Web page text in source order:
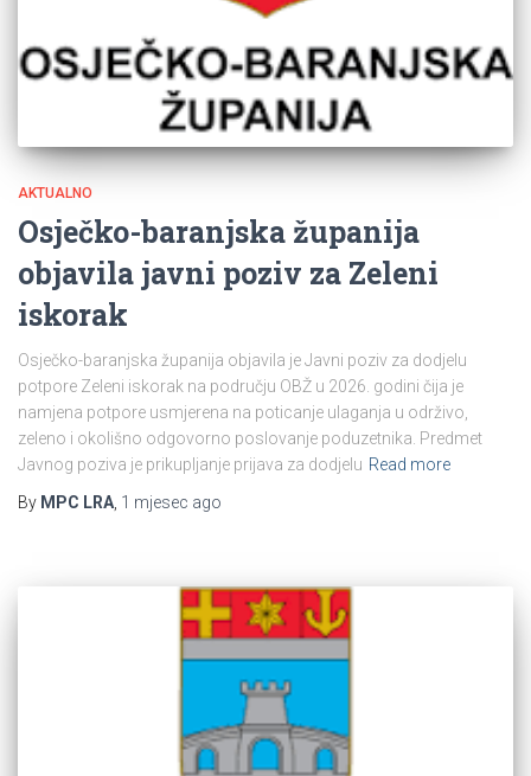
AKTUALNO
Osječko-baranjska županija
objavila javni poziv za Zeleni
iskorak
Osječko-baranjska županija objavila je Javni poziv za dodjelu
potpore Zeleni iskorak na području OBŽ u 2026. godini čija je
namjena potpore usmjerena na poticanje ulaganja u održivo,
zeleno i okolišno odgovorno poslovanje poduzetnika. Predmet
Javnog poziva je prikupljanje prijava za dodjelu Read more
By MPC LRA 1 mjesec ago